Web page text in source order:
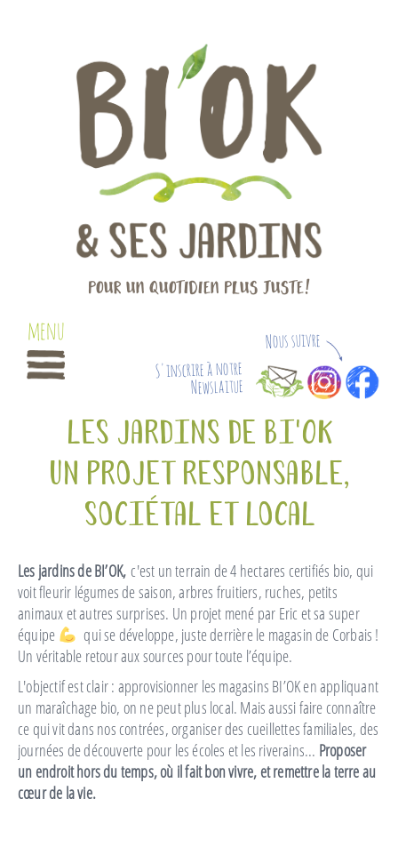
Pour un quotidien plus juste!
Nous suivre
S'inscrire à notre
Newslaitue
Les Jardins de Bi'OK
Un projet responsable,
sociétal et local
Les jardins de BI’OK, c'est un terrain de 4 hectares certifiés bio, qui
voit fleurir légumes de saison, arbres fruitiers, ruches, petits
animaux et autres surprises. Un projet mené par Eric et sa super
équipe
qui se développe, juste derrière le magasin de Corbais !
Un véritable retour aux sources pour toute l’équipe.
L'objectif est clair : approvisionner les magasins BI’OK en appliquant
un maraîchage bio, on ne peut plus local. Mais aussi faire connaître
ce qui vit dans nos contrées, organiser des cueillettes familiales, des
journées de découverte pour les écoles et les riverains... Proposer
un endroit hors du temps, où il fait bon vivre, et remettre la terre au
cœur de la vie.